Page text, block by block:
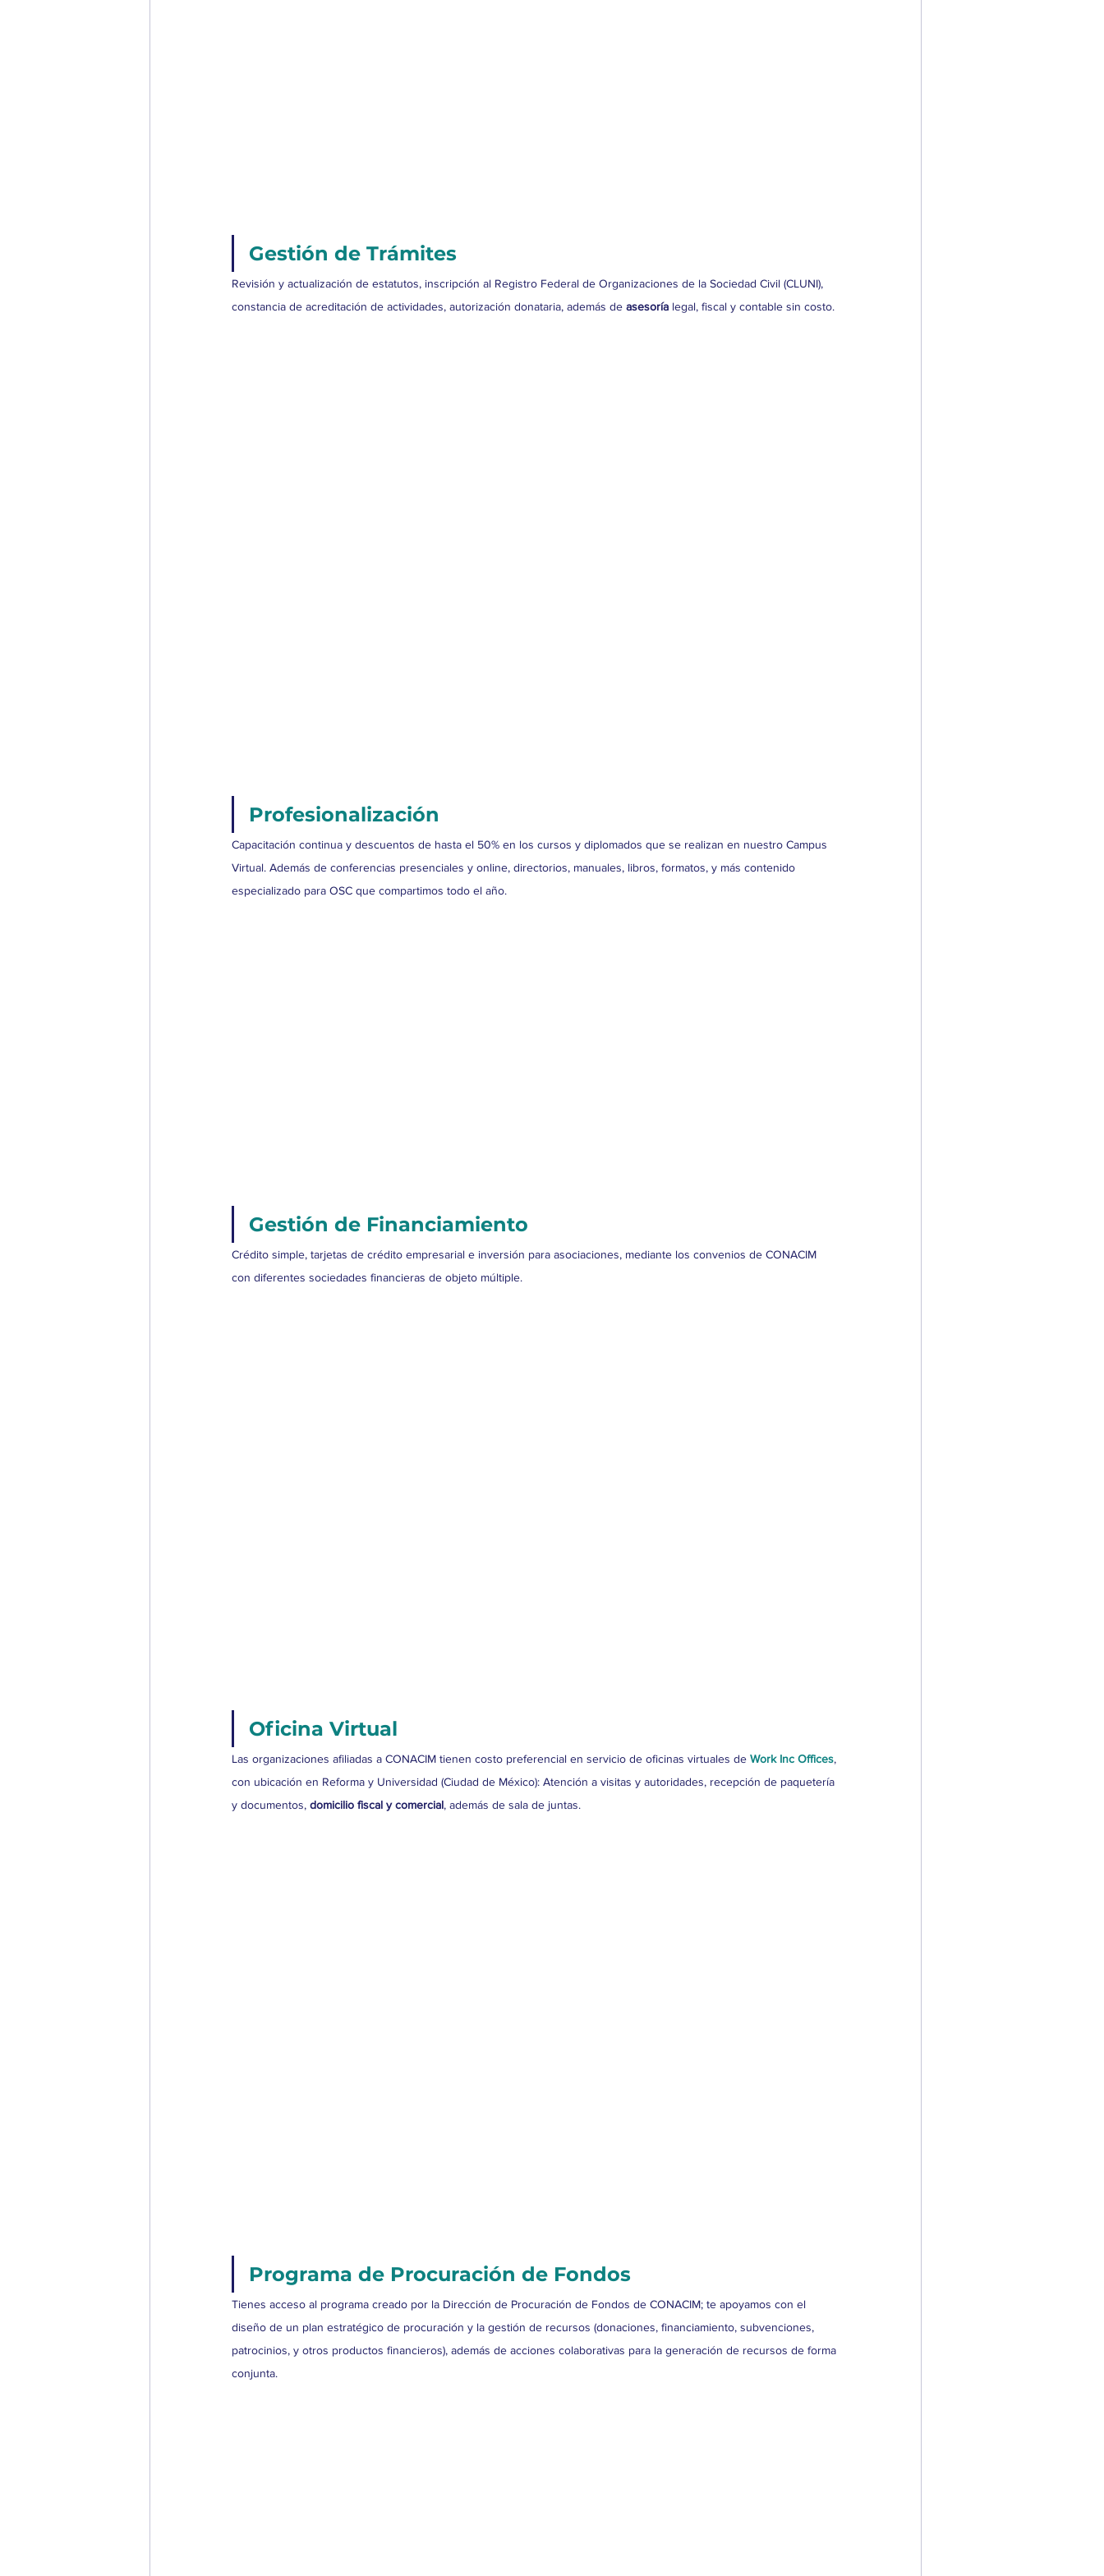
Gestión de Trámites
Revisión y actualización de estatutos, inscripción al Registro Federal de Organizaciones de la Sociedad Civil (CLUNI),
constancia de acreditación de actividades, autorización donataria, además de asesoría legal, fiscal y contable sin costo.
Profesionalización
Capacitación continua y descuentos de hasta el 50% en los cursos y diplomados que se realizan en nuestro Campus
Virtual. Además de conferencias presenciales y online, directorios, manuales, libros, formatos, y más contenido
especializado para OSC que compartimos todo el año.
Gestión de Financiamiento
Crédito simple, tarjetas de crédito empresarial e inversión para asociaciones, mediante los convenios de CONACIM
con diferentes sociedades financieras de objeto múltiple.
Oficina Virtual
Las organizaciones afiliadas a CONACIM tienen costo preferencial en servicio de oficinas virtuales de Work Inc Offices,
con ubicación en Reforma y Universidad (Ciudad de México): Atención a visitas y autoridades, recepción de paquetería
y documentos, domicilio fiscal y comercial, además de sala de juntas.
Programa de Procuración de Fondos
Tienes acceso al programa creado por la Dirección de Procuración de Fondos de CONACIM; te apoyamos con el
diseño de un plan estratégico de procuración y la gestión de recursos (donaciones, financiamiento, subvenciones,
patrocinios, y otros productos financieros), además de acciones colaborativas para la generación de recursos de forma
conjunta.